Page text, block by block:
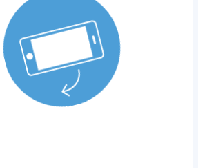
table, Antal lønmodtagere